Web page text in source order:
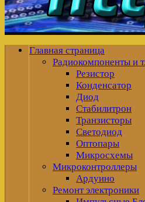
Главная страница
Радиокомпоненты и
Резистор
Конденсатор
Диод
Стабилитрон
Транзисторы
Светодиод
Оптопары
Микросхемы
Микроконтроллеры
Ардуино
Ремонт электроники